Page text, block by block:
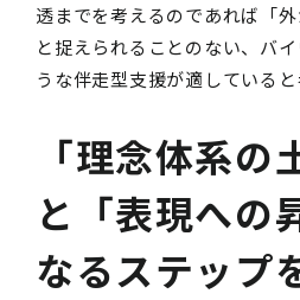
透までを考えるのであれば「外
と捉えられることのない、バ
うな伴走型支援が適していると
「理念体系の
と「表現への
なるステップ